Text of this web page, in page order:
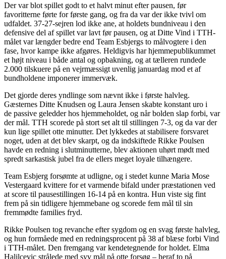
Der var blot spillet godt to et halvt minut efter pausen, før
favoritterne førte for første gang, og fra da var der ikke tvivl om
udfaldet. 37-27-sejren lod ikke ane, at holdets bundniveau i den
defensive del af spillet var lavt før pausen, og at Ditte Vind i TTH-
målet var længder bedre end Team Esbjergs to målvogtere i den
fase, hvor kampe ikke afgøres. Heldigvis har hjemmepublikummet
et højt niveau i både antal og opbakning, og at tælleren rundede
2.000 tilskuere på en vejrmæssigt uvenlig januardag mod et af
bundholdene imponerer immervæk.
Det gjorde deres yndlinge som nævnt ikke i første halvleg.
Gæsternes Ditte Knudsen og Laura Jensen skabte konstant uro i
de passive geledder hos hjemmeholdet, og når bolden slap forbi, var
der mål. TTH scorede på stort set alt til stillingen 7-3, og da var der
kun lige spillet otte minutter. Det lykkedes at stabilisere forsvaret
noget, uden at det blev skarpt, og da indskiftede Rikke Poulsen
havde en redning i slutminutterne, blev aktionen uhørt mødt med
spredt sarkastisk jubel fra de ellers meget loyale tilhængere.
Team Esbjerg forsømte at udligne, og i stedet kunne Maria Mose
Vestergaard kvittere for et varmende bifald under præstationen ved
at score til pausestillingen 16-14 på en kontra. Hun viste sig fint
frem på sin tidligere hjemmebane og scorede fem mål til sin
fremmødte families fryd.
Rikke Poulsen tog revanche efter sygdom og en svag første halvleg,
og hun formåede med en redningsprocent på 38 af blæse forbi Vind
i TTH-målet. Den fremgang var kendetegnende for holdet. Elma
Halilcevic strålede med syv mål på otte forsøg – heraf to på